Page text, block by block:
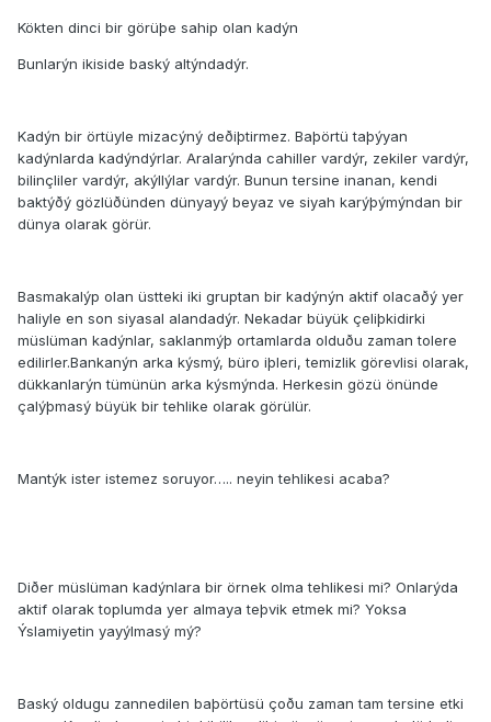
Kökten dinci bir görüþe sahip olan kadýn
Bunlarýn ikiside baský altýndadýr.
Kadýn bir örtüyle mizacýný deðiþtirmez. Baþörtü taþýyan
kadýnlarda kadýndýrlar. Aralarýnda cahiller vardýr, zekiler vardýr,
bilinçliler vardýr, akýllýlar vardýr. Bunun tersine inanan, kendi
baktýðý gözlüðünden dünyayý beyaz ve siyah karýþýmýndan bir
dünya olarak görür.
Basmakalýp olan üstteki iki gruptan bir kadýnýn aktif olacaðý yer
haliyle en son siyasal alandadýr. Nekadar büyük çeliþkidirki
müslüman kadýnlar, saklanmýþ ortamlarda olduðu zaman tolere
edilirler.Bankanýn arka kýsmý, büro iþleri, temizlik görevlisi olarak,
dükkanlarýn tümünün arka kýsmýnda. Herkesin gözü önünde
çalýþmasý büyük bir tehlike olarak görülür.
Mantýk ister istemez soruyor….. neyin tehlikesi acaba?
Diðer müslüman kadýnlara bir örnek olma tehlikesi mi? Onlarýda
aktif olarak toplumda yer almaya teþvik etmek mi? Yoksa
Ýslamiyetin yayýlmasý mý?
Baský oldugu zannedilen baþörtüsü çoðu zaman tam tersine etki